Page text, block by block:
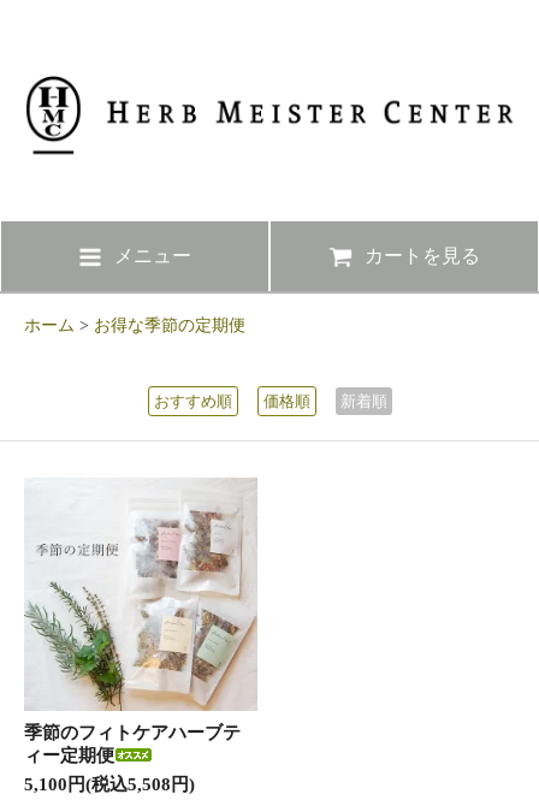
メニュー カートを見る
ホーム > お得な季節の定期便
おすすめ順 価格順 新着順
季節のフィトケアハーブテ
ィー定期便
5,100円(税込5,508円)